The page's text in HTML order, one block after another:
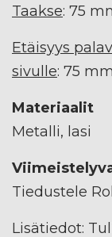
Taakse: 75
Etäisyys
sivulle: 75 mm
Materiaalit
Metalli, lasi
Tiedustele
Lisätiedot: